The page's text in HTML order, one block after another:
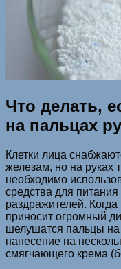
Что делать,
на пальцах
Клетки лица
железам, но на руках
необходимо
средства для
раздражителей.
приносит огромный
шелушатся пальцы
нанесение на
смягчающего крема